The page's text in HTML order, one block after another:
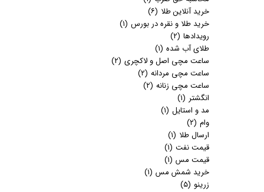
خرید آنلاین طلا (۶)
خرید طلا و نقره در بورس (۱)
رویدادها (۲)
طلای آب شده (۱)
ساعت مچی اصل و لاکچری (۲)
ساعت مچی مردانه (۲)
ساعت مچی زنانه (۲)
انگشتر (۱)
مد و استایل (۱)
وام (۲)
ارسال طلا (۱)
قیمت نفت (۱)
قیمت مس (۱)
خرید شمش مس (۱)
زرینو (۵)